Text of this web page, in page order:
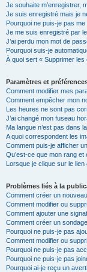
Je souhaite m’enregistrer,
Je suis enregistré mais je
Pourquoi ne puis-je pas
Je me suis enregistré par
J’ai perdu mon mot de
Pourquoi suis-je
À quoi sert « Supprimer les
Paramètres et
Comment modifier mes
Comment empêcher mon
Les heures ne sont pas
J’ai changé mon fuseau
Ma langue n’est pas dans
A quoi correspondent les
Comment puis-je afficher
Qu’est-ce que mon rang et
Lorsque je clique sur le lien
Problèmes liés à la
Comment créer un
Comment modifier ou
Comment ajouter une
Comment créer un
Pourquoi ne puis-je pas
Comment modifier ou
Pourquoi ne puis-je pas
Pourquoi ne puis-je pas
Pourquoi ai-je reçu un